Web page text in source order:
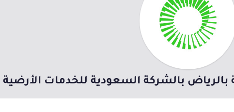
بالرياض بالشركة السعودية للخدمات الأرضية